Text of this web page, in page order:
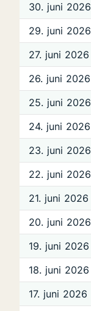
30. juni 2026
29. juni 2026
27. juni 2026
26. juni 2026
25. juni 2026
24. juni 2026
23. juni 2026
22. juni 2026
21. juni 2026
20. juni 2026
19. juni 2026
18. juni 2026
17. juni 2026